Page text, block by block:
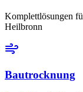
Komplettlösungen
Heilbronn
Bautrocknung